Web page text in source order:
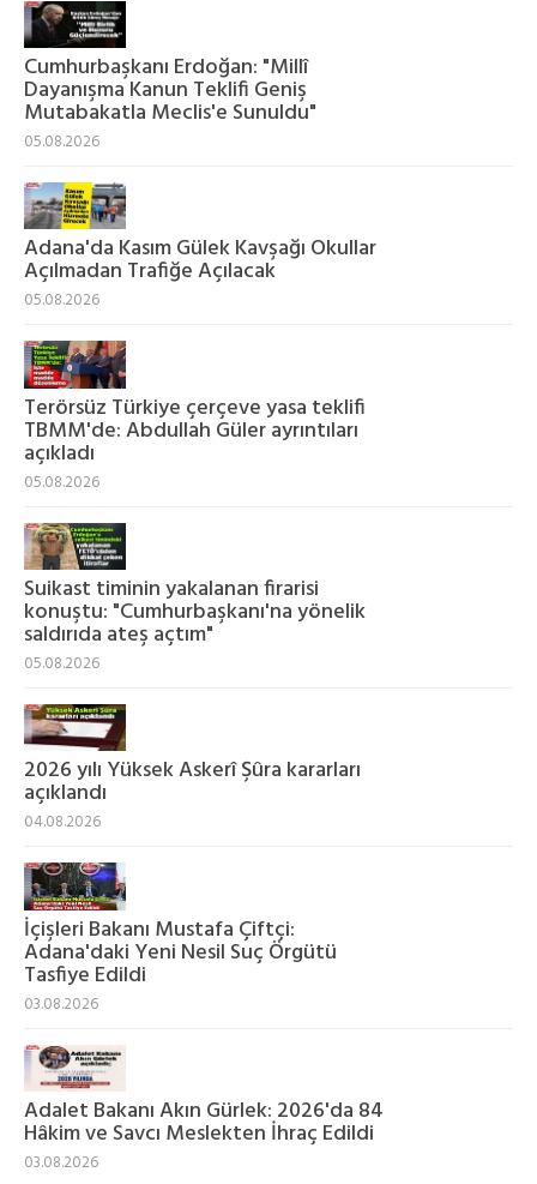
Cumhurbaşkanı Erdoğan: "Millî
Dayanışma Kanun Teklifi Geniş
Mutabakatla Meclis'e Sunuldu"
05.08.2026
Adana'da Kasım Gülek Kavşağı Okullar
Açılmadan Trafiğe Açılacak
05.08.2026
Terörsüz Türkiye çerçeve yasa teklifi
TBMM'de: Abdullah Güler ayrıntıları
açıkladı
05.08.2026
Suikast timinin yakalanan firarisi
konuştu: "Cumhurbaşkanı'na yönelik
saldırıda ateş açtım"
05.08.2026
2026 yılı Yüksek Askerî Şûra kararları
açıklandı
04.08.2026
İçişleri Bakanı Mustafa Çiftçi:
Adana'daki Yeni Nesil Suç Örgütü
Tasfiye Edildi
03.08.2026
Adalet Bakanı Akın Gürlek: 2026'da 84
Hâkim ve Savcı Meslekten İhraç Edildi
03.08.2026